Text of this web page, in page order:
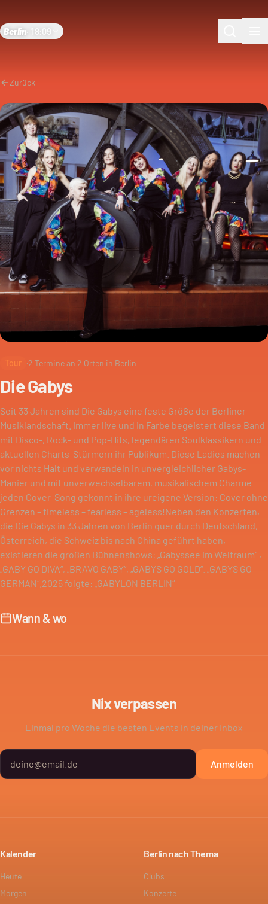
Berlin 18:09
Zurück
Tour ·2 Termine an 2 Orten in Berlin
Die Gabys
Seit 33 Jahren sind Die Gabys eine feste Größe der Berliner
Musiklandschaft. Immer live und in Farbe begeistert diese Band
mit Disco-, Rock- und Pop-Hits, legendären Soulklassikern und
aktuellen Charts-Stürmern ihr Publikum. Diese Ladies machen
vor nichts Halt und verwandeln in unvergleichlicher Gabys-
Manier und mit unverwechselbarem, musikalischem Charme
jeden Cover-Song gekonnt in ihre ureigene Version: Cover ohne
Grenzen – timeless – fearless – ageless!Neben den Konzerten,
die Die Gabys in 33 Jahren von Berlin quer durch Deutschland,
Österreich, die Schweiz bis nach China geführt haben,
existieren die großen Bühnenshows: „Gabyssee im Weltraum“ ,
„GABY GO DIVA“, „BRAVO GABY“, „GABYS GO GOLD“. „GABYS GO
GERMAN“.2025 folgte: „GABYLON BERLIN“
Wann & wo
Nix verpassen
Einmal pro Woche die besten Events in deiner Inbox
Anmelden
Kalender
Heute
Morgen
Berlin nach Thema
Clubs
Konzerte